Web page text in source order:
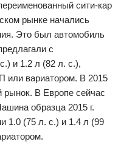
сити-кар
рынке начались
Это был автомобиль
с
и 1.2 л (82 л. с.),
или вариатором. В 2015
рынок. В Европе сейчас
образца 2015 г.
1.0 (75 л. с.) и 1.4 л (99